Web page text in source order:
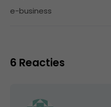
e-business
6 Reacties